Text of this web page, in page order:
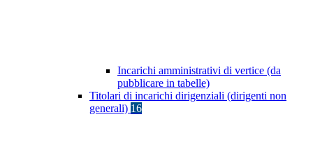
Incarichi amministrativi di vertice (da
pubblicare in tabelle)
Titolari di incarichi dirigenziali (dirigenti non
generali) 16